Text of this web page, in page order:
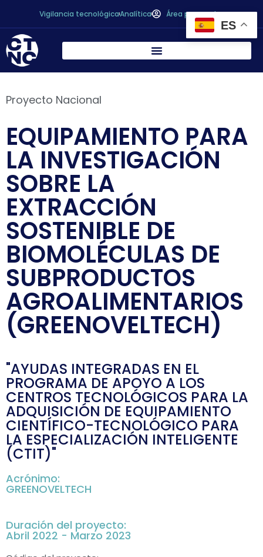
Vigilancia tecnológicaAnalítica Área personal
Proyecto Nacional
EQUIPAMIENTO PARA
LA INVESTIGACIÓN
SOBRE LA
EXTRACCIÓN
SOSTENIBLE DE
BIOMOLÉCULAS DE
SUBPRODUCTOS
AGROALIMENTARIOS
(GREENOVELTECH)
"AYUDAS INTEGRADAS EN EL
PROGRAMA DE APOYO A LOS
CENTROS TECNOLÓGICOS PARA LA
ADQUISICIÓN DE EQUIPAMIENTO
CIENTÍFICO-TECNOLÓGICO PARA
LA ESPECIALIZACIÓN INTELIGENTE
(CTIT)"
Acrónimo:
GREENOVELTECH
Duración del proyecto:
Abril 2022 - Marzo 2023
ES